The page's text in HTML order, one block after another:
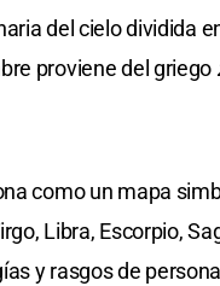
del cielo dividida
proviene del griego
como un mapa
Libra, Escorpio,
y rasgos de